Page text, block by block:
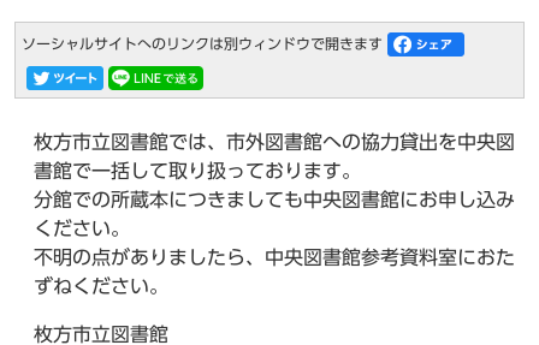
ソーシャルサイトへのリンクは別ウィンドウで開きます
枚方市立図書館では、市外図書館への協力貸出を中央図
書館で一括して取り扱っております。
分館での所蔵本につきましても中央図書館にお申し込み
ください。
不明の点がありましたら、中央図書館参考資料室におた
ずねください。
枚方市立図書館